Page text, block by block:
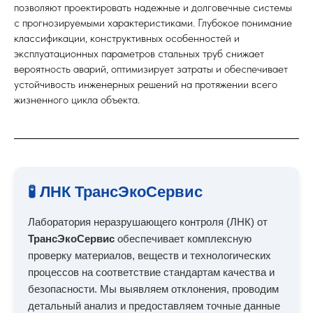
позволяют проектировать надежные и долговечные системы
с прогнозируемыми характеристиками. Глубокое понимание
классификации, конструктивных особенностей и
эксплуатационных параметров стальных труб снижает
вероятность аварий, оптимизирует затраты и обеспечивает
устойчивость инженерных решений на протяжении всего
жизненного цикла объекта.
🧪 ЛНК ТрансЭкоСервис
Лаборатория неразрушающего контроля (ЛНК) от
ТрансЭкоСервис обеспечивает комплексную
проверку материалов, веществ и технологических
процессов на соответствие стандартам качества и
безопасности. Мы выявляем отклонения, проводим
детальный анализ и предоставляем точные данные